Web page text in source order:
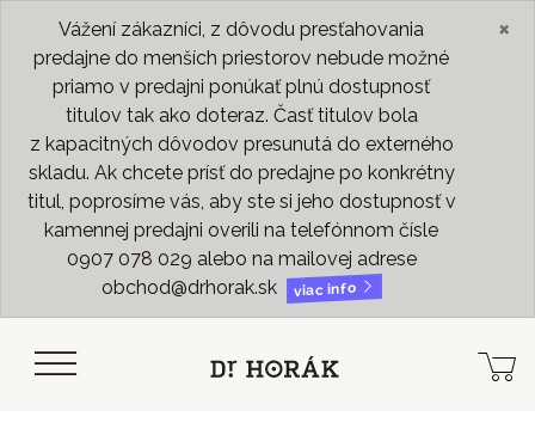
Vážení zákazníci, z dôvodu presťahovania
predajne do menších priestorov nebude možné
priamo v predajni ponúkať plnú dostupnosť
titulov tak ako doteraz. Časť titulov bola
z kapacitných dôvodov presunutá do externého
skladu. Ak chcete prísť do predajne po konkrétny
titul, poprosíme vás, aby ste si jeho dostupnosť v
kamennej predajni overili na telefónnom čísle
0907 078 029 alebo na mailovej adrese
obchod@drhorak.sk
viac info
×